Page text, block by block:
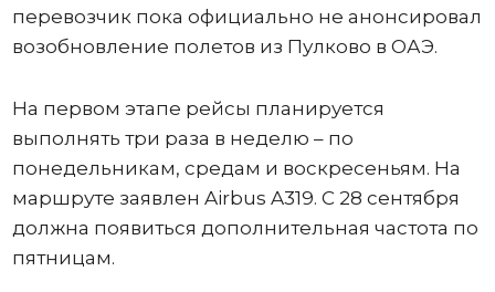
перевозчик пока официально не анонсировал
возобновление полетов из Пулково в ОАЭ.
На первом этапе рейсы планируется
выполнять три раза в неделю – по
понедельникам, средам и воскресеньям. На
маршруте заявлен Airbus A319. С 28 сентября
должна появиться дополнительная частота по
пятницам.